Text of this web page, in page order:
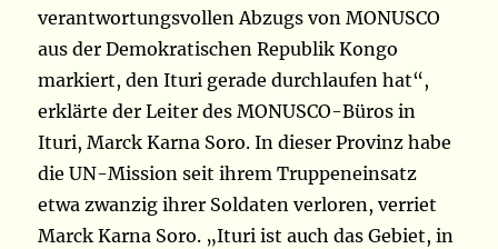
verantwortungsvollen Abzugs von MONUSCO
aus der Demokratischen Republik Kongo
markiert, den Ituri gerade durchlaufen hat“,
erklärte der Leiter des MONUSCO-Büros in
Ituri, Marck Karna Soro. In dieser Provinz habe
die UN-Mission seit ihrem Truppeneinsatz
etwa zwanzig ihrer Soldaten verloren, verriet
Marck Karna Soro. „Ituri ist auch das Gebiet, in